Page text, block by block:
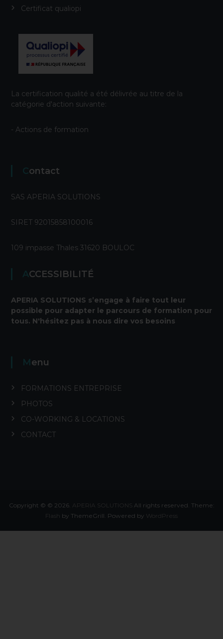
Certificat qualiopi
La certification qualité a été délivrée au titre de la
catégorie d'action suivante:
- Actions de formation
Contact
SAS APERIA SOLUTIONS
SIRET 92015858100016
109 impasse Thales 31620 BOULOC
ACCESSIBILITÉ
APERIA SOLUTIONS s’engage à faire tout leur
possible pour adapter le parcours de formation pour
tous. N'hésitez pas à nous dire vos besoins
Menu
FORMATIONS ENTREPRISE
PHOTOS
CO-WORKING & LOCATIONS
CONTACT
Copyright © © 2026. APERIA SOLUTIONSAll rights reserved. Theme:
Flash by ThemeGrill. Powered by WordPress